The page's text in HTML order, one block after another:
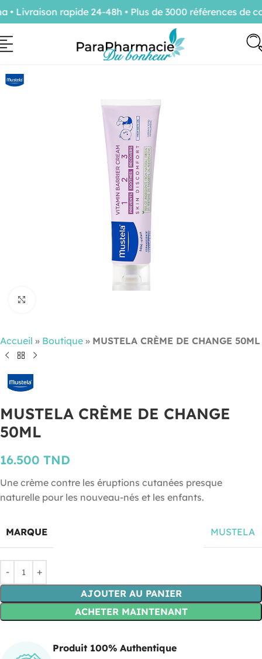
Accueil » Boutique » MUSTELA CRÈME DE CHANGE 50ML
MUSTELA CRÈME DE CHANGE
50ML
16.500 TND
Une crème contre les éruptions cutanées presque
naturelle pour les nouveau-nés et les enfants.
MARQUE MUSTELA
AJOUTER AU PANIER
ACHETER MAINTENANT
Produit 100% Authentique
rapide 24-48h • Plus de 3000 références de